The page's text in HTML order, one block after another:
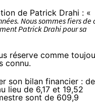
de Patrick Drahi : «
Nous sommes fiers de
Patrick Drahi pour sa
réserve comme
connu.
son bilan financier :
lieu de 6,17 et 19,52
sont de 609,9